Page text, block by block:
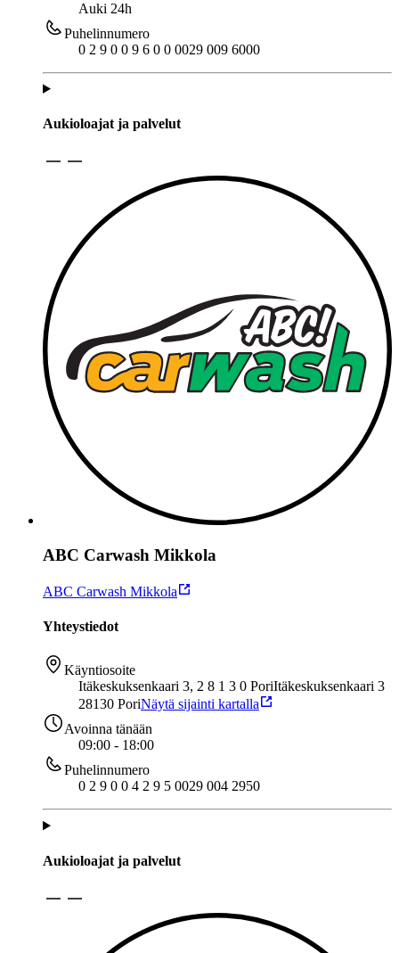
Auki 24h
Puhelinnumero
0 2 9 0 0 9 6 0 0 0029 009 6000
Aukioloajat ja palvelut
ABC Carwash Mikkola
ABC Carwash Mikkola
Yhteystiedot
Käyntiosoite
Itäkeskuksenkaari 3, 2 8 1 3 0 PoriItäkeskuksenkaari 3
28130 PoriNäytä sijainti kartalla
Avoinna tänään
09:00 - 18:00
Puhelinnumero
0 2 9 0 0 4 2 9 5 0029 004 2950
Aukioloajat ja palvelut